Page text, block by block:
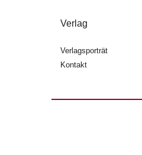
Verlag
Verlagsporträt
Kontakt